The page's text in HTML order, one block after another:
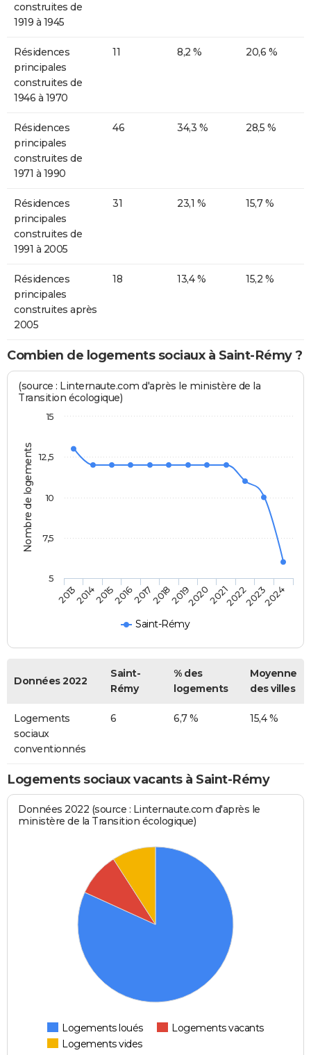
construites de
1919 à 1945
Résidences
principales
construites de
1946 à 1970
11 8,2 % 20,6 %
Résidences
principales
construites de
1971 à 1990
46 34,3 % 28,5 %
Résidences
principales
construites de
1991 à 2005
31 23,1 % 15,7 %
Résidences
principales
construites après
2005
18 13,4 % 15,2 %
Combien de logements sociaux à Saint-Rémy ?
Nombre de logements
(source : Linternaute.com d'après le ministère de la
Transition écologique)
Saint-Rémy
201320142015201620172018201920202021202220232024
10
5
7,5
12,5
15
Données 2022
Saint-
Rémy
% des
logements
Moyenne
des villes
Logements
sociaux
conventionnés
6 6,7 % 15,4 %
Logements sociaux vacants à Saint-Rémy
Données 2022 (source : Linternaute.com d'après le
ministère de la Transition écologique)
Logements loués
Logements vacants
Logements vides